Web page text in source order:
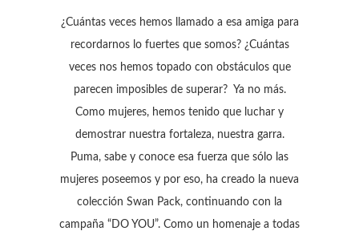
¿Cuántas veces hemos llamado a esa amiga para
recordarnos lo fuertes que somos? ¿Cuántas
veces nos hemos topado con obstáculos que
parecen imposibles de superar? Ya no más.
Como mujeres, hemos tenido que luchar y
demostrar nuestra fortaleza, nuestra garra.
Puma, sabe y conoce esa fuerza que sólo las
mujeres poseemos y por eso, ha creado la nueva
colección Swan Pack, continuando con la
campaña “DO YOU”. Como un homenaje a todas